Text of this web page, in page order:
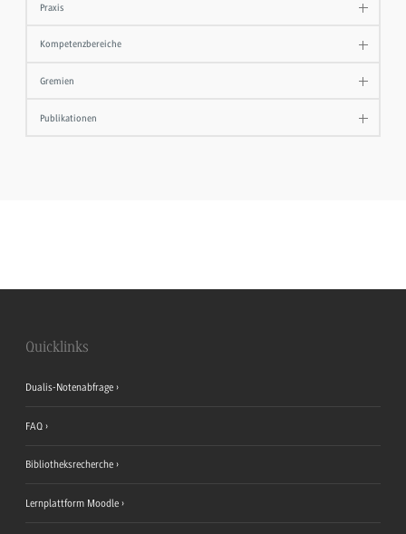
Praxis
Kompetenzbereiche
Gremien
Publikationen
Quicklinks
Dualis-Notenabfrage
FAQ
Bibliotheksrecherche
Lernplattform Moodle